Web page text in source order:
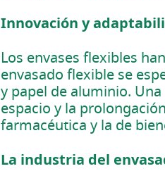
Innovación y
Los envases flexibles
envasado flexible se
y papel de aluminio.
espacio y la
farmacéutica y la de
La industria del